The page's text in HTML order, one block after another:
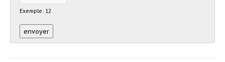
Exemple: 12